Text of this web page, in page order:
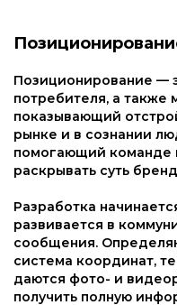
Позиционирование —
потребителя, а также
показывающий
рынке и в сознании
помогающий команде
раскрывать суть
Разработка
развивается в
сообщения.
система координат,
даются фото- и
получить полную